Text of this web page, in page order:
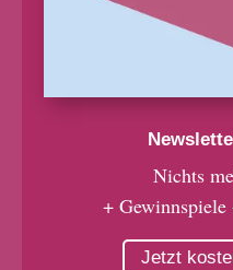
Nichts
+
Jetzt